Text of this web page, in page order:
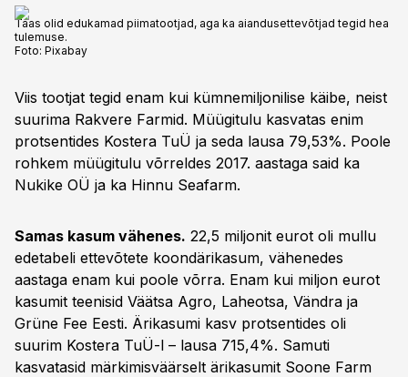
Taas olid edukamad piimatootjad, aga ka aiandusettevõtjad tegid hea
tulemuse.
Foto: Pixabay
Viis tootjat tegid enam kui kümnemiljonilise käibe, neist
suurima Rakvere Farmid. Müügitulu kasvatas enim
protsentides Kostera TuÜ ja seda lausa 79,53%. Poole
rohkem müügitulu võrreldes 2017. aastaga said ka
Nukike OÜ ja ka Hinnu Seafarm.
Samas kasum vähenes. 22,5 miljonit eurot oli mullu
edetabeli ettevõtete koondärikasum, vähenedes
aastaga enam kui poole võrra. Enam kui miljon eurot
kasumit teenisid Väätsa Agro, Laheotsa, Vändra ja
Grüne Fee Eesti. Ärikasumi kasv protsentides oli
suurim Kostera TuÜ-l – lausa 715,4%. Samuti
kasvatasid märkimisväärselt ärikasumit Soone Farm